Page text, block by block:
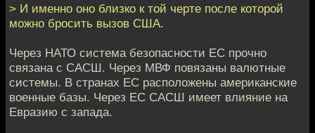
> И именно оно близко к той черте после которой
можно бросить вызов США.
Через НАТО система безопасности ЕС прочно
связана с САСШ. Через МВФ повязаны валютные
системы. В странах ЕС расположены американские
военные базы. Через ЕС САСШ имеет влияние на
Евразию с запада.